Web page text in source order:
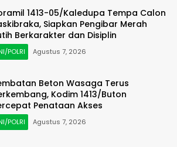
1413-05/Kaledupa Tempa Calon
Siapkan Pengibar Merah
Berkarakter dan Disiplin
POLRI Agustus 7, 2026
Beton Wasaga Terus
Kodim 1413/Buton
Penataan Akses
POLRI Agustus 7, 2026